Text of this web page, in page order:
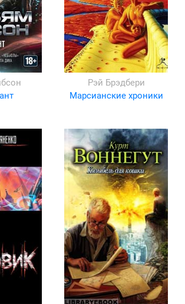
Рэй Брэдбери
Марсианские хроники